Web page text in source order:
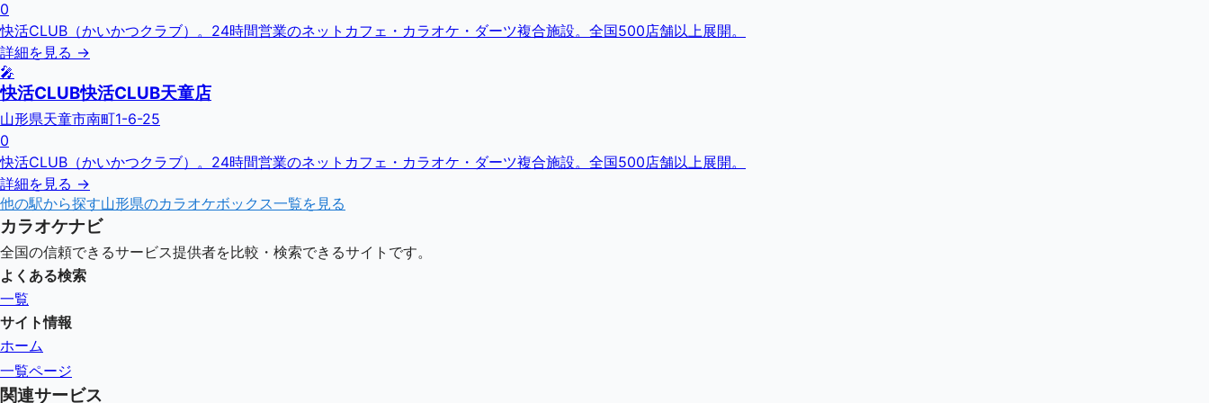
0
快活CLUB（かいかつクラブ）。24時間営業のネットカフェ・カラオケ・ダーツ複合施設。全国500店舗以上展開。
詳細を見る →
🎤
快活CLUB快活CLUB天童店
山形県天童市南町1-6-25
0
快活CLUB（かいかつクラブ）。24時間営業のネットカフェ・カラオケ・ダーツ複合施設。全国500店舗以上展開。
詳細を見る →
他の駅から探す山形県のカラオケボックス一覧を見る
カラオケナビ
全国の信頼できるサービス提供者を比較・検索できるサイトです。
よくある検索
一覧
サイト情報
ホーム
一覧ページ
関連サービス